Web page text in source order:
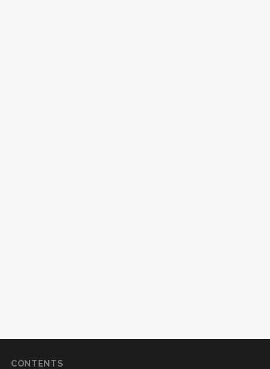
CONTENTS